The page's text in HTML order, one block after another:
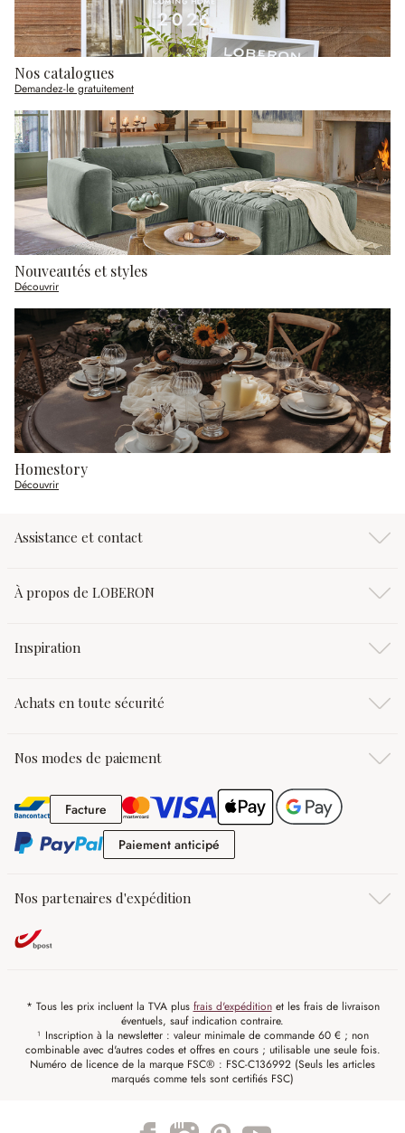
Nos catalogues
Demandez-le gratuitement
Nouveautés et styles
Découvrir
Homestory
Découvrir
Assistance et contact
À propos de LOBERON
Inspiration
Achats en toute sécurité
Nos modes de paiement
FactureFacture
Paiement anticipé
Nos partenaires d'expédition
* Tous les prix incluent la TVA plus frais d'expéditionet les frais de livraison
éventuels, sauf indication contraire.
¹ Inscription à la newsletter : valeur minimale de commande 60 € ; non
combinable avec d'autres codes et offres en cours ; utilisable une seule fois.
Numéro de licence de la marque FSC® : FSC-C136992 (Seuls les articles
marqués comme tels sont certifiés FSC)